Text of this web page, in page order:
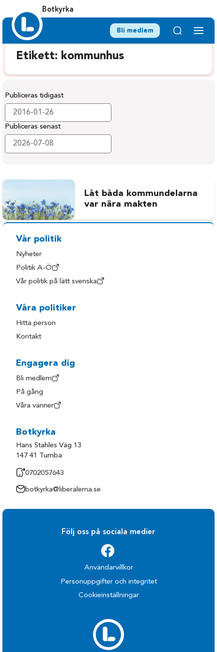
Botkyrka
Bli medlem
Etikett: kommunhus
Publiceras tidigast
Publiceras senast
Låt båda kommundelarna
var nära makten
Vår politik
Nyheter
Politik A-Ö
Vår politik på lätt svenska
Våra politiker
Hitta person
Kontakt
Engagera dig
Bli medlem
På gång
Våra vänner
Botkyrka
Hans Stahles Väg 13
147 41 Tumba
0702057643
botkyrka@liberalerna.se
Följ oss på sociala medier
Användarvillkor
Personuppgifter och integritet
Cookieinställningar